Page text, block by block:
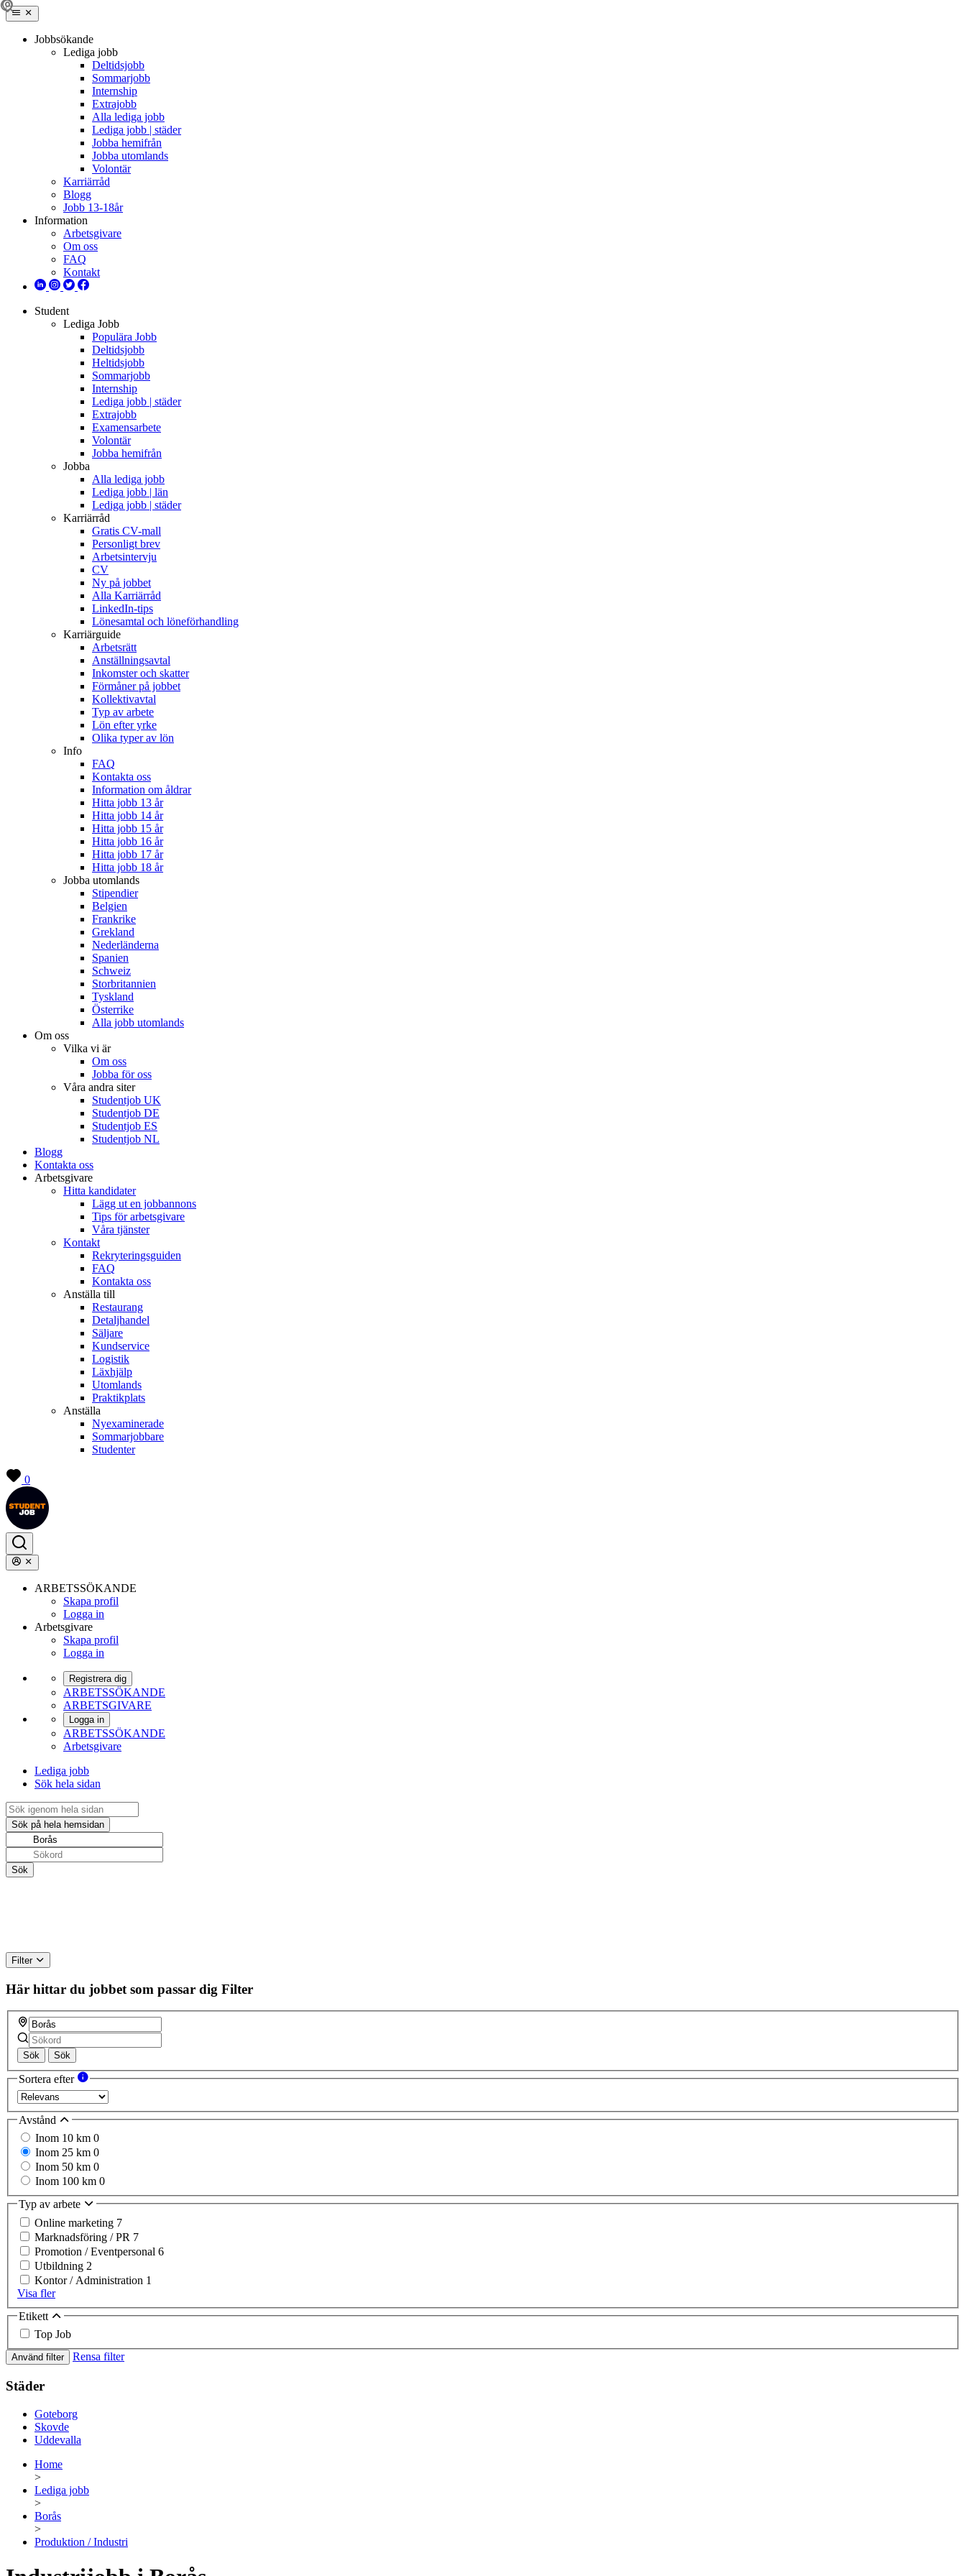
Jobbsökande
Lediga jobb
Deltidsjobb
Sommarjobb
Internship
Extrajobb
Alla lediga jobb
Lediga jobb | städer
Jobba hemifrån
Jobba utomlands
Volontär
Karriärråd
Blogg
Jobb 13-18år
Information
Arbetsgivare
Om oss
FAQ
Kontakt
Student
Lediga Jobb
Populära Jobb
Deltidsjobb
Heltidsjobb
Sommarjobb
Internship
Lediga jobb | städer
Extrajobb
Examensarbete
Volontär
Jobba hemifrån
Jobba
Alla lediga jobb
Lediga jobb | län
Lediga jobb | städer
Karriärråd
Gratis CV-mall
Personligt brev
Arbetsintervju
CV
Ny på jobbet
Alla Karriärråd
LinkedIn-tips
Lönesamtal och löneförhandling
Karriärguide
Arbetsrätt
Anställningsavtal
Inkomster och skatter
Förmåner på jobbet
Kollektivavtal
Typ av arbete
Lön efter yrke
Olika typer av lön
Info
FAQ
Kontakta oss
Information om åldrar
Hitta jobb 13 år
Hitta jobb 14 år
Hitta jobb 15 år
Hitta jobb 16 år
Hitta jobb 17 år
Hitta jobb 18 år
Jobba utomlands
Stipendier
Belgien
Frankrike
Grekland
Nederländerna
Spanien
Schweiz
Storbritannien
Tyskland
Österrike
Alla jobb utomlands
Om oss
Vilka vi är
Om oss
Jobba för oss
Våra andra siter
Studentjob UK
Studentjob DE
Studentjob ES
Studentjob NL
Blogg
Kontakta oss
Arbetsgivare
Hitta kandidater
Lägg ut en jobbannons
Tips för arbetsgivare
Våra tjänster
Kontakt
Rekryteringsguiden
FAQ
Kontakta oss
Anställa till
Restaurang
Detaljhandel
Säljare
Kundservice
Logistik
Läxhjälp
Utomlands
Praktikplats
Anställa
Nyexaminerade
Sommarjobbare
Studenter
0
ARBETSSÖKANDE
Skapa profil
Logga in
Arbetsgivare
Skapa profil
Logga in
Registrera dig
ARBETSSÖKANDE
ARBETSGIVARE
Logga in
ARBETSSÖKANDE
Arbetsgivare
Lediga jobb
Sök hela sidan
Filter
Här hittar du jobbet som passar dig Filter
Sök Sök
Sortera efter
Avstånd
Inom 10 km 0
Inom 25 km 0
Inom 50 km 0
Inom 100 km 0
Typ av arbete
Online marketing 7
Marknadsföring / PR 7
Promotion / Eventpersonal 6
Utbildning 2
Kontor / Administration 1
Visa fler
Etikett
Top Job
Använd filter Rensa filter
Städer
Goteborg
Skovde
Uddevalla
Home
>
Lediga jobb
>
Borås
>
Produktion / Industri